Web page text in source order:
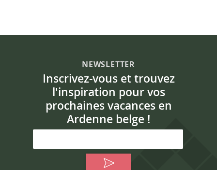
NEWSLETTER
Inscrivez-vous et trouvez
l'inspiration pour vos
prochaines vacances en
Ardenne belge !